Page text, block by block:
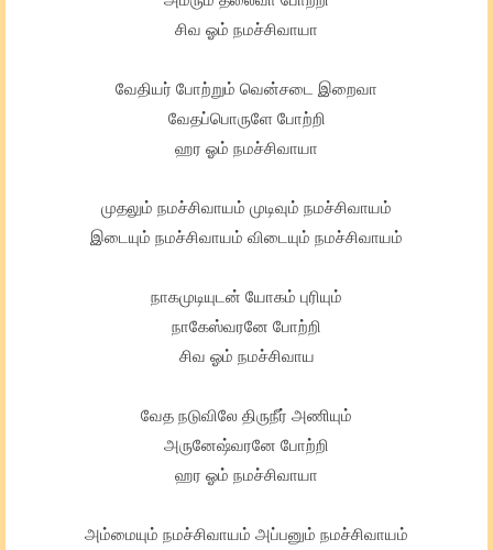
சிவ ஓம் நமச்சிவாயா
வேதியர் போற்றும் வென்சடை இறைவா
வேதப்பொருளே போற்றி
ஹர ஓம் நமச்சிவாயா
முதலும் நமச்சிவாயம் முடிவும் நமச்சிவாயம்
இடையும் நமச்சிவாயம் விடையும் நமச்சிவாயம்
நாகமுடியுடன் யோகம் புரியும்
நாகேஸ்வரனே போற்றி
சிவ ஓம் நமச்சிவாய
வேத நடுவிலே திருநீர் அணியும்
அருனேஷ்வரனே போற்றி
ஹர ஓம் நமச்சிவாயா
அம்மையும் நமச்சிவாயம் அப்பனும் நமச்சிவாயம்